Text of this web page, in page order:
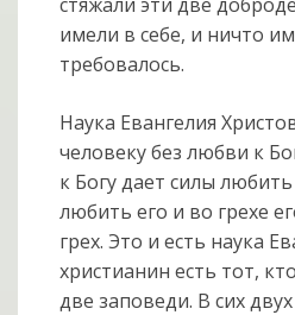
имели в себе, и ничто
требовалось.
Наука Евангелия
человеку без любви к
к Богу дает силы
любить его и во грехе
грех. Это и есть наука
христианин есть тот,
две заповеди. В сих